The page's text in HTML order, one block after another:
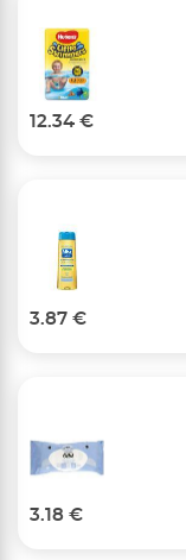
12.34 €
3.87 €
3.18 €